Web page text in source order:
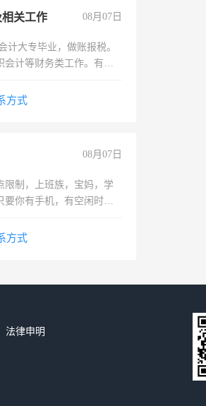
关工作 08月07日
计大专毕业，做账报税。
会计等财务类工作。有会
方式
08月07日
限制，上班族，宝妈，学
要你有手机，有空闲时
，每天挣零花钱没问题！
方式
法律申明